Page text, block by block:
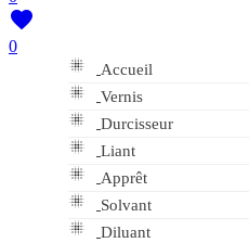

0

Accueil

Vernis

Durcisseur

Liant

Apprêt

Solvant

Diluant